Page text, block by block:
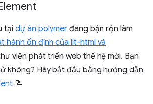
tại dự án polymer đang bận rộn làm
hành ổn định của lit-html và
viện phát triển web thế hệ mới. Bạn
không? Hãy bắt đầu bằng hướng dẫn
📝